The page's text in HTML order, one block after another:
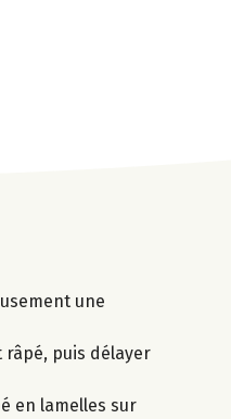
une
puis délayer
en lamelles sur